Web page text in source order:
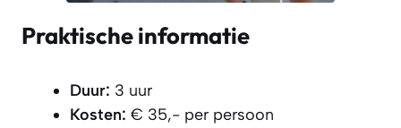
Praktische informatie
Duur: 3 uur
Kosten: € 35,- per persoon